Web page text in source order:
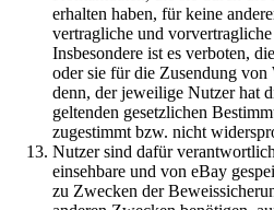
erhalten haben, für keine
vertragliche und
Insbesondere ist es verboten,
oder sie für die Zusendung von
denn, der jeweilige Nutzer hat
geltenden gesetzlichen
zugestimmt bzw. nicht
Nutzer sind dafür
einsehbare und von eBay
zu Zwecken der